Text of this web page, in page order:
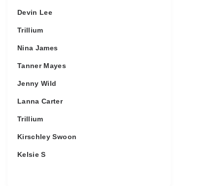
Devin Lee
Trillium
Nina James
Tanner Mayes
Jenny Wild
Lanna Carter
Trillium
Kirschley Swoon
Kelsie S